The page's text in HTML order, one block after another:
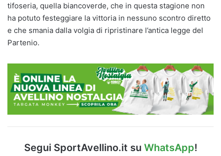
tifoseria, quella biancoverde, che in questa stagione non
ha potuto festeggiare la vittoria in nessuno scontro diretto
e che smania dalla volgia di ripristinare l’antica legge del
Partenio.
Segui SportAvellino.it su WhatsApp!